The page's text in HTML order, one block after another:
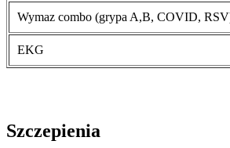
Wymaz combo (grypa A,B, COVID,
EKG
Szczepienia